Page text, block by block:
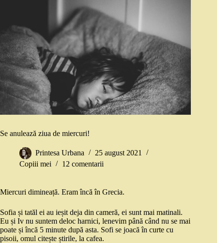
Se anulează ziua de miercuri!
Printesa Urbana
25 august 2021
Copiii mei
12 comentarii
Miercuri dimineață. Eram încă în Grecia.
Sofia și tatăl ei au ieșit deja din cameră, ei sunt mai matinali.
Eu și Iv nu suntem deloc harnici, lenevim până când nu se mai
poate și încă 5 minute după asta. Sofi se joacă în curte cu
pisoii, omul citește știrile, la cafea.